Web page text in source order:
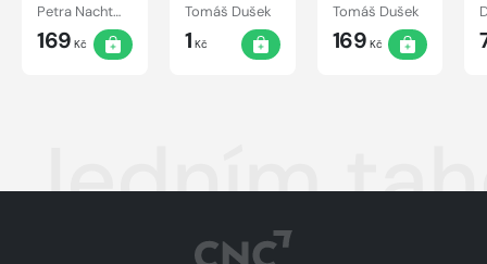
Petra Nachtmanová
169 Kč
Tomáš Dušek
1 Kč
Tomáš Dušek
169 Kč
Jedním